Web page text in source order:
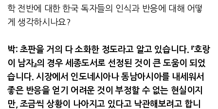
학 전반에 대한 한국 독자들의 인식과 반응에 대해 어떻
게 생각하시나요?
박: 초판을 거의 다 소화한 정도라고 알고 있습니다.『호랑
이 남자』의 경우 세종도서로 선정된 것이 큰 도움이 되었
습니다. 시장에서 인도네시아나 동남아시아를 내세워서
좋은 반응을 얻기 어려운 것이 부정할 수 없는 현실이지
만, 조금씩 상황이 나아지고 있다고 낙관해보려고 합니